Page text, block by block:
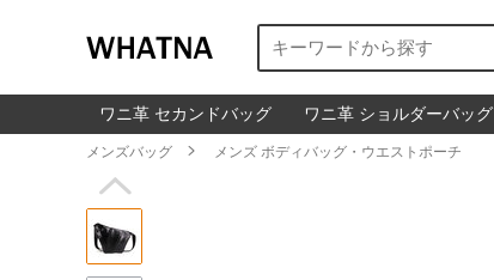
ワニ革 セカンドバッグ ワニ革 ショルダーバッグ
メンズバッグ  メンズ ボディバッグ・ウエストポーチ
